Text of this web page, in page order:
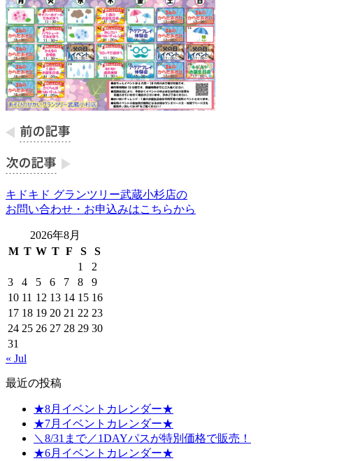
キドキド グランツリー武蔵小杉店の
お問い合わせ・お申込みはこちらから
2026年8月
M T W T F S
S
1
2
3
4 5 6 7 8
9
10 11 12 13 14 15 16
17 18 19 20 21 22 23
24 25 26 27 28 29 30
31
« Jul
最近の投稿
★8月イベントカレンダー★
★7月イベントカレンダー★
＼8/31まで／1DAYパスが特別価格で販売！
★6月イベントカレンダー★